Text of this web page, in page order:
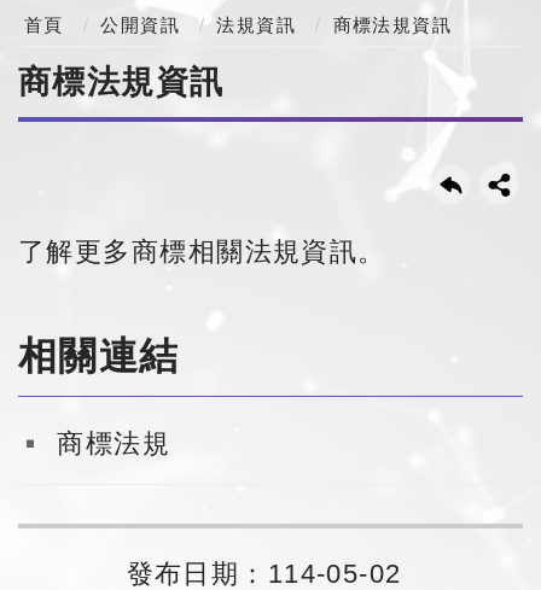
首頁 公開資訊 法規資訊 商標法規資訊
商標法規資訊
了解更多商標相關法規資訊。
相關連結
商標法規
發布日期：114-05-02